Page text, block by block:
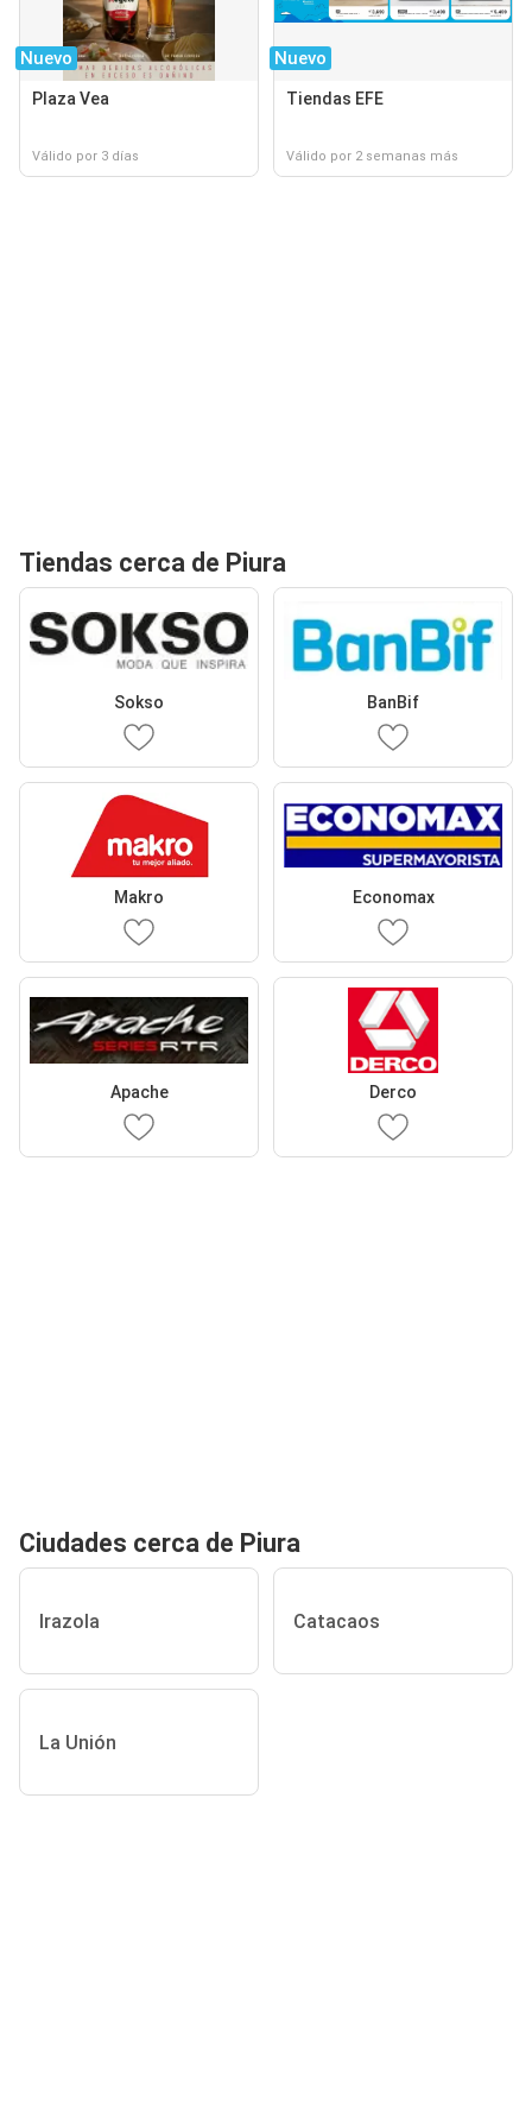
Nuevo
Plaza Vea
Válido por 3 días
Nuevo
Tiendas EFE
Válido por 2 semanas más
Tiendas cerca de Piura
Sokso BanBif
Makro Economax
Apache Derco
Ciudades cerca de Piura
Irazola Catacaos
La Unión